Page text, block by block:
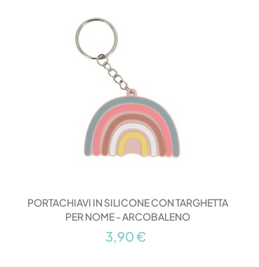
PORTACHIAVI IN SILICONE CON TARGHETTA
PER NOME - ARCOBALENO
3,90 €